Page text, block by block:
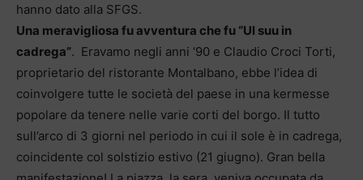
hanno dato alla SFGS.
Una meravigliosa fu avventura che fu “Ul suu in
cadrega”. Eravamo negli anni ‘90 e Claudio Croci Torti,
proprietario del ristorante Montalbano, ebbe l’idea di
coinvolgere tutte le società del paese in una kermesse
popolare da tenere nelle varie corti del borgo. Il tutto
sull’arco di 3 giorni nel periodo in cui il sole è in cadrega,
coincidente col solstizio estivo (21 giugno). Gran bella